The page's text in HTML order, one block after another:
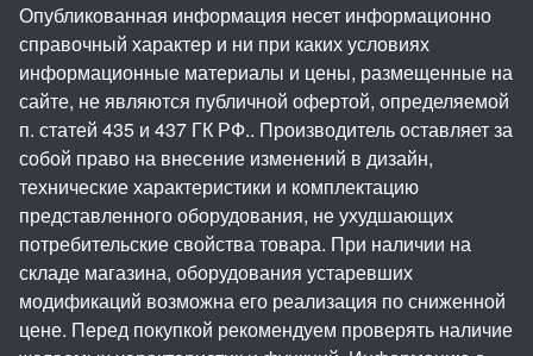
Опубликованная информация несет информационно
справочный характер и ни при каких условиях
информационные материалы и цены, размещенные на
сайте, не являются публичной офертой, определяемой
п. статей 435 и 437 ГК РФ.. Производитель оставляет за
собой право на внесение изменений в дизайн,
технические характеристики и комплектацию
представленного оборудования, не ухудшающих
потребительские свойства товара. При наличии на
складе магазина, оборудования устаревших
модификаций возможна его реализация по сниженной
цене. Перед покупкой рекомендуем проверять наличие